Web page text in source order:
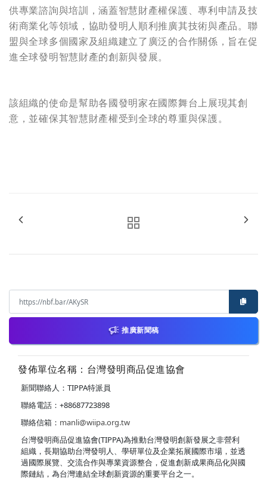
供專業諮詢與培訓，涵蓋智慧財產權保護、專利申請及技
術商業化等領域，協助發明人順利推廣其技術與產品。聯
盟與全球多個國家及組織建立了廣泛的合作關係，旨在促
進全球發明智慧財產的創新與發展。
該組織的使命是幫助各國發明家在國際舞台上展現其創
意，並確保其智慧財產權受到全球的尊重與保護。
推廣新聞稿
發佈單位名稱：台灣發明商品促進協會
新聞聯絡人：TIPPA特派員
聯絡電話：+88687723898
聯絡信箱： manli@wiipa.org.tw
台灣發明商品促進協會(TIPPA)為推動台灣發明創新發展之非營利
組織，長期協助台灣發明人、學研單位及企業拓展國際市場，並透
過國際展覽、交流合作與專業資源整合，促進創新成果商品化與國
際鏈結，為台灣連結全球創新資源的重要平台之一。